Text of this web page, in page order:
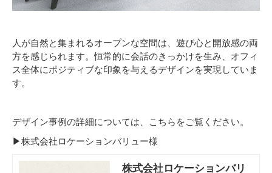
人が自然と集まれるオープンな空間は、遊び心と開放感の両
方を感じられます。恒常的に会話のきっかけを生み、オフィ
ス全体にポジティブな印象を与えるデザインを実現していま
す。
デザイン事例の詳細については、こちらをご覧ください。
▶株式会社ロケーションバリュー様
株式会社ロケーションバリ